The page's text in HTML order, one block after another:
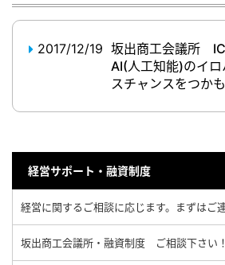
2017/12/19 坂出商工会議所
AI(人工知能)のイ
スチャンスをつかも
経営サポート・融資制度
経営に関するご相談に応じます。まずはご
坂出商工会議所・融資制度 ご相談下さい！